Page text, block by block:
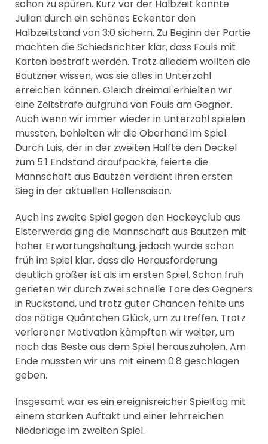
schon zu spüren. Kurz vor der Halbzeit konnte
Julian durch ein schönes Eckentor den
Halbzeitstand von 3:0 sichern. Zu Beginn der Partie
machten die Schiedsrichter klar, dass Fouls mit
Karten bestraft werden. Trotz alledem wollten die
Bautzner wissen, was sie alles in Unterzahl
erreichen können. Gleich dreimal erhielten wir
eine Zeitstrafe aufgrund von Fouls am Gegner.
Auch wenn wir immer wieder in Unterzahl spielen
mussten, behielten wir die Oberhand im Spiel.
Durch Luis, der in der zweiten Hälfte den Deckel
zum 5:1 Endstand draufpackte, feierte die
Mannschaft aus Bautzen verdient ihren ersten
Sieg in der aktuellen Hallensaison.
Auch ins zweite Spiel gegen den Hockeyclub aus
Elsterwerda ging die Mannschaft aus Bautzen mit
hoher Erwartungshaltung, jedoch wurde schon
früh im Spiel klar, dass die Herausforderung
deutlich größer ist als im ersten Spiel. Schon früh
gerieten wir durch zwei schnelle Tore des Gegners
in Rückstand, und trotz guter Chancen fehlte uns
das nötige Quäntchen Glück, um zu treffen. Trotz
verlorener Motivation kämpften wir weiter, um
noch das Beste aus dem Spiel herauszuholen. Am
Ende mussten wir uns mit einem 0:8 geschlagen
geben.
Insgesamt war es ein ereignisreicher Spieltag mit
einem starken Auftakt und einer lehrreichen
Niederlage im zweiten Spiel.